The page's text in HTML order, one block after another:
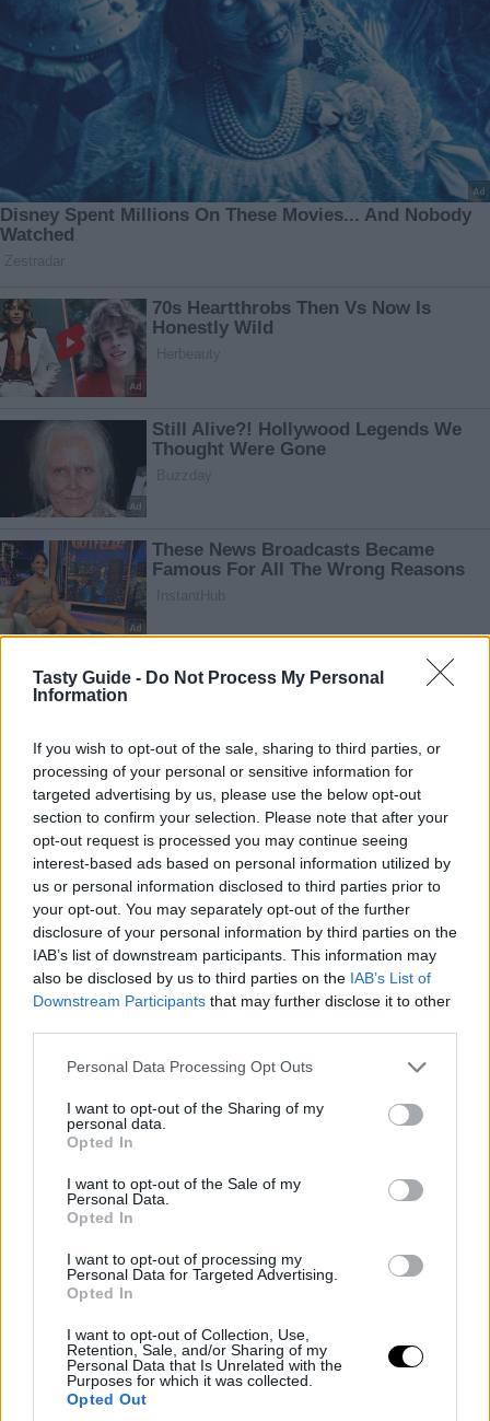
Tasty Guide - Do Not Process My Personal
Information
If you wish to opt-out of the sale, sharing to third parties, or
processing of your personal or sensitive information for
targeted advertising by us, please use the below opt-out
section to confirm your selection. Please note that after your
opt-out request is processed you may continue seeing
interest-based ads based on personal information utilized by
us or personal information disclosed to third parties prior to
your opt-out. You may separately opt-out of the further
disclosure of your personal information by third parties on the
IAB’s list of downstream participants. This information may
also be disclosed by us to third parties on the IAB’s List of
Downstream Participants that may further disclose it to other
Please note that this website/app uses one or more Google
not limited to your visit or usage behaviour. You may click to
grant or deny consent to Google and its third-party tags to
use your data for below specified purposes in below Google
consent section.
Personal Data Processing Opt Outs
I want to opt-out of the Sharing of my
personal data.
Opted In
I want to opt-out of the Sale of my
Personal Data.
Opted In
I want to opt-out of processing my
Personal Data for Targeted Advertising.
Opted In
I want to opt-out of Collection, Use,
Retention, Sale, and/or Sharing of my
Personal Data that Is Unrelated with the
Purposes for which it was collected.
Opted Out